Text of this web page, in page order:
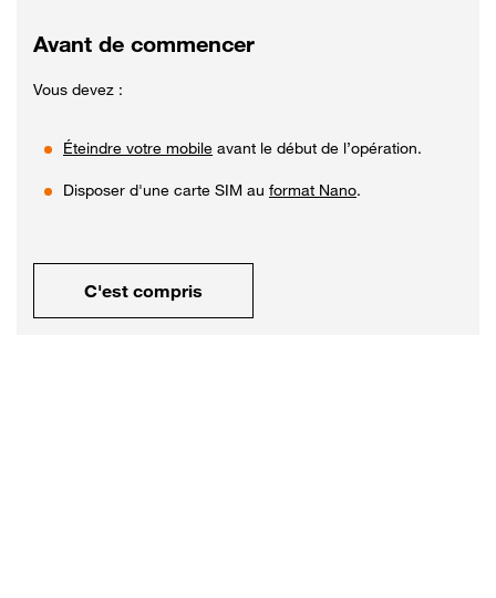
Avant de commencer
Vous devez :
Éteindre votre mobile avant le début de l’opération.
Disposer d'une carte SIM au format Nano.
C'est compris